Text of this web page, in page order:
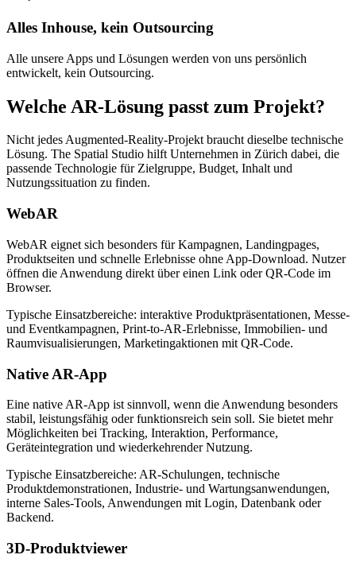
Alles Inhouse, kein Outsourcing
Alle unsere Apps und Lösungen werden von uns persönlich
entwickelt, kein Outsourcing.
Welche AR-Lösung passt zum Projekt?
Nicht jedes Augmented-Reality-Projekt braucht dieselbe technische
Lösung. The Spatial Studio hilft Unternehmen in Zürich dabei, die
passende Technologie für Zielgruppe, Budget, Inhalt und
Nutzungssituation zu finden.
WebAR
WebAR eignet sich besonders für Kampagnen, Landingpages,
Produktseiten und schnelle Erlebnisse ohne App-Download. Nutzer
öffnen die Anwendung direkt über einen Link oder QR-Code im
Browser.
Typische Einsatzbereiche: interaktive Produktpräsentationen, Messe-
und Eventkampagnen, Print-to-AR-Erlebnisse, Immobilien- und
Raumvisualisierungen, Marketingaktionen mit QR-Code.
Native AR-App
Eine native AR-App ist sinnvoll, wenn die Anwendung besonders
stabil, leistungsfähig oder funktionsreich sein soll. Sie bietet mehr
Möglichkeiten bei Tracking, Interaktion, Performance,
Geräteintegration und wiederkehrender Nutzung.
Typische Einsatzbereiche: AR-Schulungen, technische
Produktdemonstrationen, Industrie- und Wartungsanwendungen,
interne Sales-Tools, Anwendungen mit Login, Datenbank oder
Backend.
3D-Produktviewer